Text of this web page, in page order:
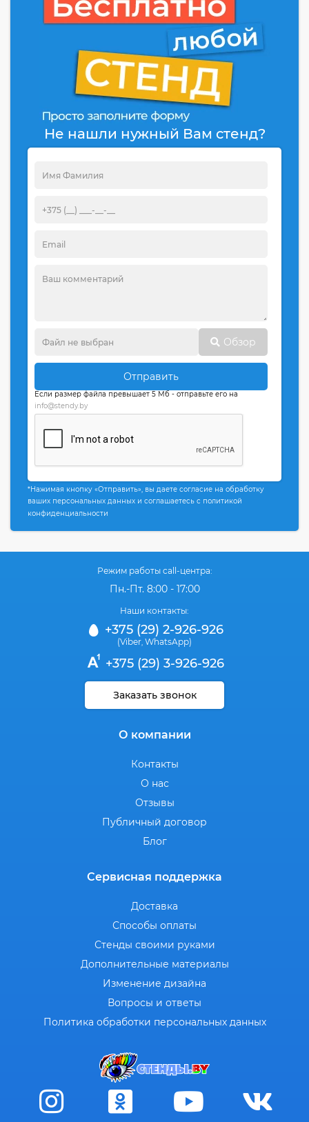
Не нашли нужный Вам стенд?
Обзор
Отправить
Если размер файла превышает 5 Мб - отправьте его на
info@stendy.by
*Нажимая кнопку «Отправить», вы даете согласие на обработку
ваших персональных данных и соглашаетесь с политикой
конфиденциальности
Режим работы call-центра:
Пн.-Пт. 8:00 - 17:00
Наши контакты:
+375 (29) 2-926-926
(Viber WhatsApp)
+375 (29) 3-926-926
Заказать звонок
О компании
Контакты
О нас
Отзывы
Публичный договор
Блог
Сервисная поддержка
Доставка
Способы оплаты
Стенды своими руками
Дополнительные материалы
Изменение дизайна
Вопросы и ответы
Политика обработки персональных данных